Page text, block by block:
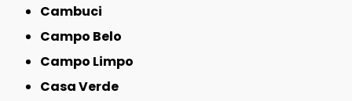
Cambuci
Campo Belo
Campo Limpo
Casa Verde